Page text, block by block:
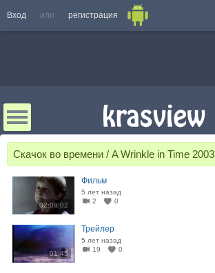
Вход или регистрация
Скачок во времени / A Wrinkle in Time 2003
02:08:02
Фильм
5 лет назад
2
0
01:45
Трейлер
5 лет назад
19
0